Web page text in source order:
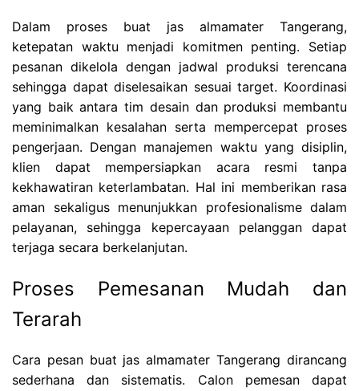
Dalam proses buat jas almamater Tangerang,
ketepatan waktu menjadi komitmen penting. Setiap
pesanan dikelola dengan jadwal produksi terencana
sehingga dapat diselesaikan sesuai target. Koordinasi
yang baik antara tim desain dan produksi membantu
meminimalkan kesalahan serta mempercepat proses
pengerjaan. Dengan manajemen waktu yang disiplin,
klien dapat mempersiapkan acara resmi tanpa
kekhawatiran keterlambatan. Hal ini memberikan rasa
aman sekaligus menunjukkan profesionalisme dalam
pelayanan, sehingga kepercayaan pelanggan dapat
terjaga secara berkelanjutan.
Proses Pemesanan Mudah dan
Terarah
Cara pesan buat jas almamater Tangerang dirancang
sederhana dan sistematis. Calon pemesan dapat